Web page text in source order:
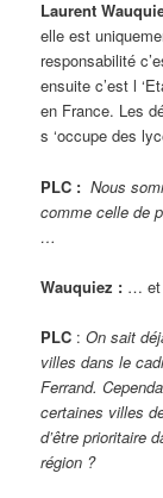
Laurent
elle est
responsabilité
ensuite c’est l
en France. Les
s ‘occupe des
PLC : Nous
comme celle de
…
Wauquiez : … et
PLC :On sait
villes dans le
Ferrand.
certaines villes
d’être prioritaire
région ?